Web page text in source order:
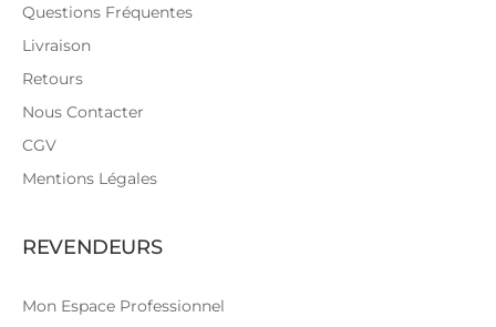
Questions Fréquentes
Livraison
Retours
Nous Contacter
CGV
Mentions Légales
REVENDEURS
Mon Espace Professionnel